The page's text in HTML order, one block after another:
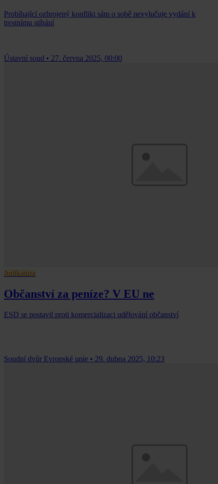
Probíhající ozbrojený konflikt sám o sobě nevylučuje vydání k
trestnímu stíhání
Ústavní soud • 27. června 2025, 00:00
Judikatura
Občanství za peníze? V EU ne
ESD se postavil proti komercializaci udělování občanství
Soudní dvůr Evropské unie • 29. dubna 2025, 10:23